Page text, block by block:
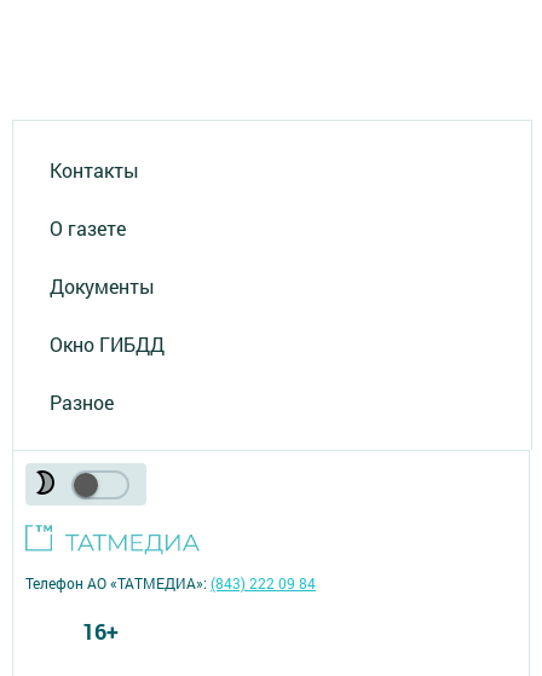
Контакты
О газете
Документы
Окно ГИБДД
Разное
Телефон АО «ТАТМЕДИА»:(843) 222 09 84
16+